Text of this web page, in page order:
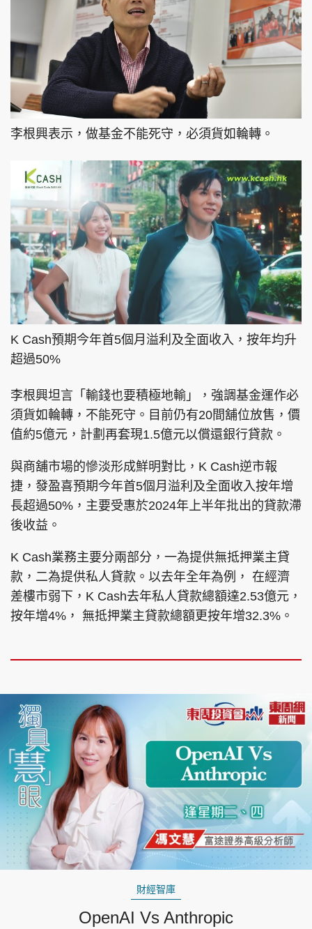
聯絡我們
隱私政策聲明
版權及免責聲明
Copyright © 東周網 版權所有 . 不得轉載
©Eastweek.com.hk. All rights reserved.
李根興表示，做基金不能死守，必須貨如輪轉。
K Cash預期今年首5個月溢利及全面收入，按年均升
超過50%
李根興坦言「輸錢也要積極地輸」，強調基金運作必
須貨如輪轉，不能死守。目前仍有20間舖位放售，價
值約5億元，計劃再套現1.5億元以償還銀行貸款。
與商舖市場的慘淡形成鮮明對比，K Cash逆市報
捷，發盈喜預期今年首5個月溢利及全面收入按年增
長超過50%，主要受惠於2024年上半年批出的貸款滯
後收益。
K Cash業務主要分兩部分，一為提供無抵押業主貸
款，二為提供私人貸款。以去年全年為例， 在經濟
差樓市弱下，K Cash去年私人貸款總額達2.53億元，
按年增4%， 無抵押業主貸款總額更按年增32.3%。
財經智庫
OpenAI Vs Anthropic